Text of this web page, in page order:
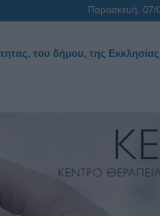
Παρασκευή, 07/
του δήμου, της